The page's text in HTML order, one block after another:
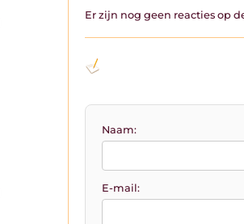
Er zijn nog geen reacties op
Naam:
E-mail: